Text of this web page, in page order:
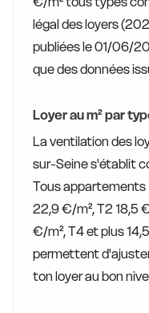
légal des loyers
publiées le 01/06/
que des données
Loyer au m² par
La ventilation des
sur-Seine s'établit
Tous appartements
22,9 €/m², T2 18,5
€/m², T4 et plus
permettent
ton loyer au bon